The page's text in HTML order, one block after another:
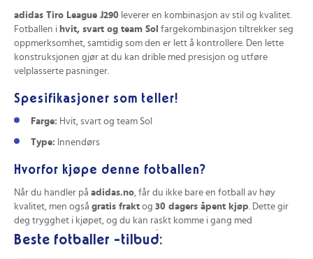
adidas Tiro League J290 leverer en kombinasjon av stil og kvalitet.
Fotballen i hvit, svart og team Sol fargekombinasjon tiltrekker seg
oppmerksomhet, samtidig som den er lett å kontrollere. Den lette
konstruksjonen gjør at du kan drible med presisjon og utføre
velplasserte pasninger.
Spesifikasjoner som teller!
Farge: Hvit, svart og team Sol
Type: Innendørs
Hvorfor kjøpe denne fotballen?
Når du handler på adidas.no, får du ikke bare en fotball av høy
kvalitet, men også gratis frakt og 30 dagers åpent kjøp. Dette gir
deg trygghet i kjøpet, og du kan raskt komme i gang med
fotballøktene dine. Ikke vent med å oppleve kvaliteten som
Beste fotballer -tilbud: